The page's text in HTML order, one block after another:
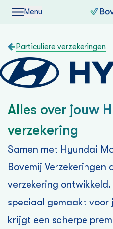
Menu
Particuliere verzekeringen
Alles over jouw
verzekering
Samen met Hyundai
Bovemij
verzekering ontwikkeld.
speciaal gemaakt voor
krijgt een scherpe